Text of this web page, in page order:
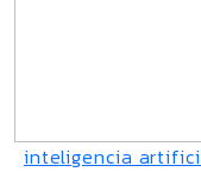
inteligencia